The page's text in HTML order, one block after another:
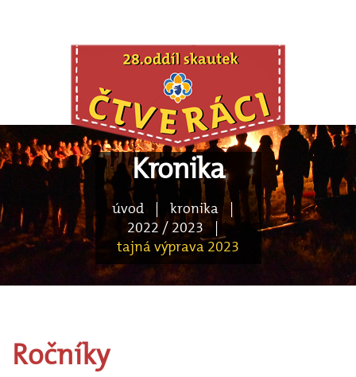
Kronika
úvod | kronika |
2022 / 2023 |
tajná výprava 2023
Ročníky